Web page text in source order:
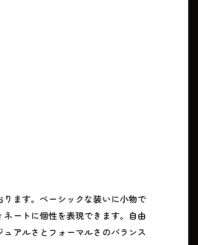
ます。ベーシックな装いに小物で
ートに個性を表現できます。自由
アルさとフォーマルさのバランス